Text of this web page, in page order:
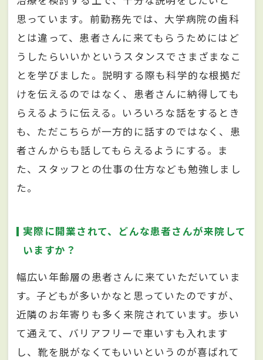
思っています。前勤務先では、大学病院の歯科
とは違って、患者さんに来てもらうためにはど
うしたらいいかというスタンスでさまざまなこ
とを学びました。説明する際も科学的な根拠だ
けを伝えるのではなく、患者さんに納得しても
らえるように伝える。いろいろな話をするとき
も、ただこちらが一方的に話すのではなく、患
者さんからも話してもらえるようにする。ま
た、スタッフとの仕事の仕方なども勉強しまし
た。
実際に開業されて、どんな患者さんが来院して
いますか？
幅広い年齢層の患者さんに来ていただいていま
す。子どもが多いかなと思っていたのですが、
近隣のお年寄りも多く来院されています。歩い
て通えて、バリアフリーで車いすも入れます
し、靴を脱がなくてもいいというのが喜ばれて